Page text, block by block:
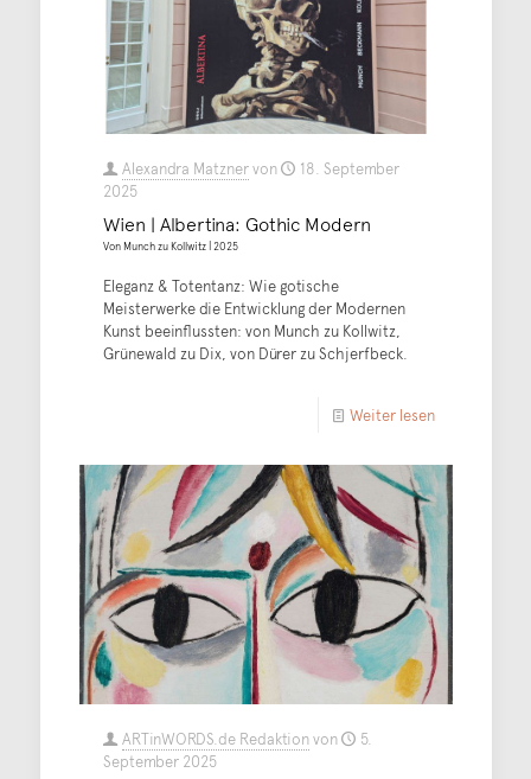
Alexandra Matznervon
18. September
2025
Wien | Albertina: Gothic Modern
Von Munch zu Kollwitz | 2025
Eleganz & Totentanz: Wie gotische
Meisterwerke die Entwicklung der Modernen
Kunst beeinflussten: von Munch zu Kollwitz,
Grünewald zu Dix, von Dürer zu Schjerfbeck.
Weiter lesen
ARTinWORDS.de Redaktionvon
5.
September 2025